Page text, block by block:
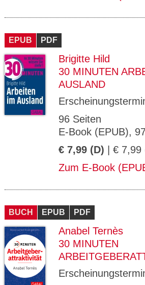
EPUB PDF
Brigitte Hild
30 MINUTEN
AUSLAND
96 Seiten
E-Book (EPUB),
€ 7,99 (D) | € 7,99
Zum E-Book
BUCH EPUB PDF
Anabel Ternès
30 MINUTEN